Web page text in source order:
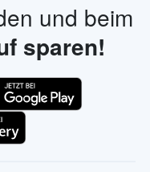
und beim
sparen!